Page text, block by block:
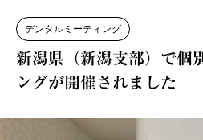
デンタルミーティング
新潟県（新潟支部）で個
ングが開催されました